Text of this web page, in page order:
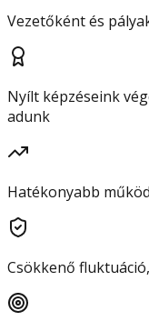
Vezetőként és
Nyílt képzéseink
adunk
Hatékonyabb
Csökkenő